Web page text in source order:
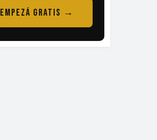
EMPEZÁ GRATIS →